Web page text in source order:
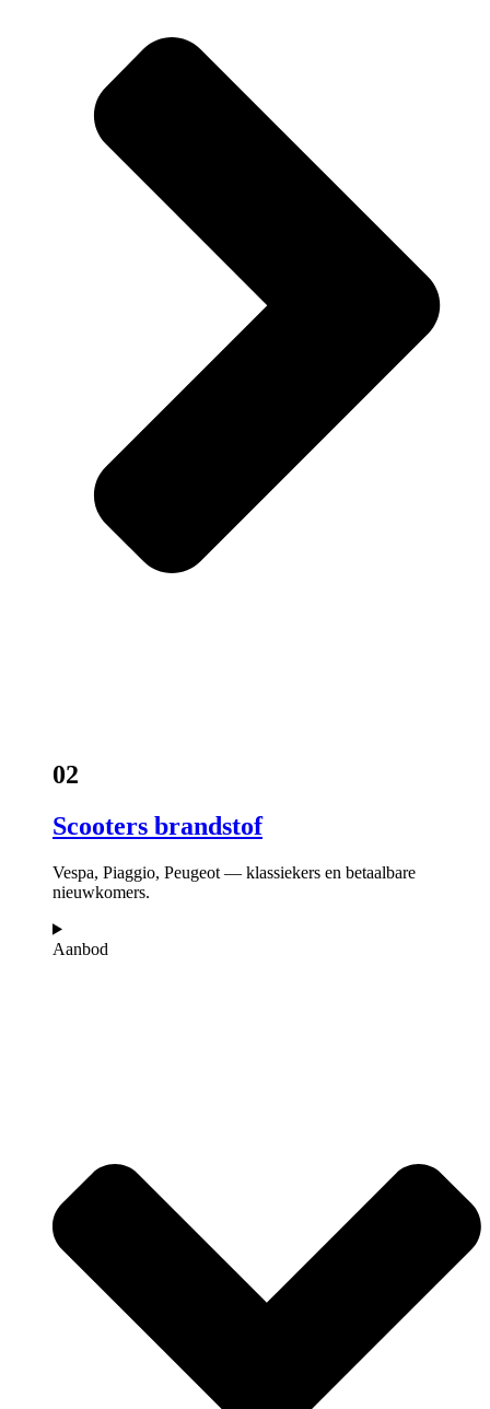
02
Scooters brandstof
Vespa, Piaggio, Peugeot — klassiekers en betaalbare
nieuwkomers.
Aanbod